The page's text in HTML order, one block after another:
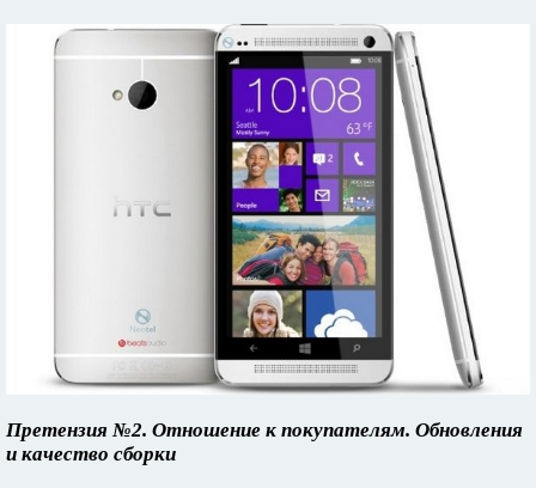
Претензия №2. Отношение к покупателям. Обновления
и качество сборки